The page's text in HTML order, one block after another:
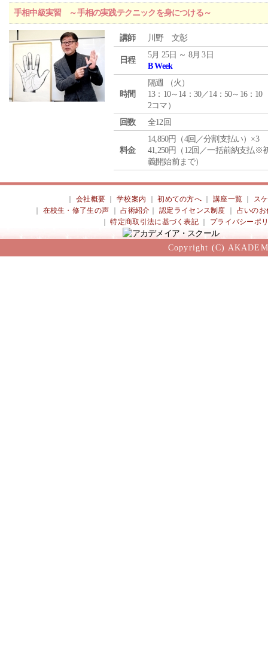
手相中級実習 ～手相の実践テクニックを身につける～
講師 川野 文彰
日程
5月 25日 ～ 8月 3日
B Week
時間
隔週 （火 ）
13：10～14：30／14：50～16：10
2コマ）
回数
全12回
料金
14,850円（4回／分割支払い）×3
41,250円（12回／一括前納支払※
義開始前まで）
会社概要 ｜学校案内 ｜初めての方へ 講座一覧
ス
在校生・修了生の声 ｜占術紹介 ｜認定ライセンス制度
占いのお
｜特定商取引法に基づく表記 プライバシーポ
Copyright (C)